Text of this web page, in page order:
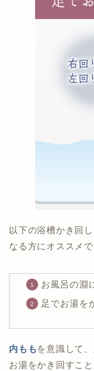
以下の浴槽かき回
なる方にオススメで
お風呂の淵
足でお湯を
内ももを意識して
お湯をかき回すこと